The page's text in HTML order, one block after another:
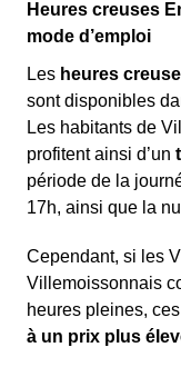
Heures creuses
mode d’emploi
Les heures
sont disponibles
Les habitants de
profitent ainsi d’un
période de la
17h, ainsi que la
Cependant, si les
Villemoissonnais
heures pleines,
à un prix plus